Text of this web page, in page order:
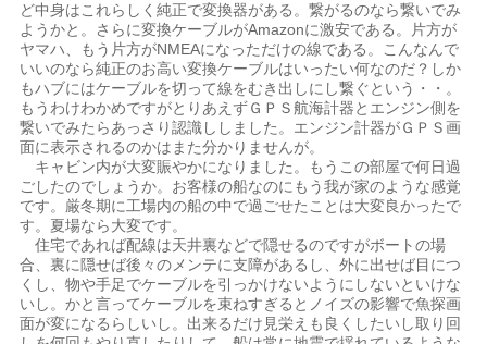
ど中身はこれらしく純正で変換器がある。繋がるのなら繋いでみ
ようかと。さらに変換ケーブルがAmazonに激安である。片方が
ヤマハ、もう片方がNMEAになっただけの線である。こんなんで
いいのなら純正のお高い変換ケーブルはいったい何なのだ？しか
もハブにはケーブルを切って線をむき出しにし繋ぐという・・。
もうわけわかめですがとりあえずＧＰＳ航海計器とエンジン側を
繋いでみたらあっさり認識ししました。エンジン計器がＧＰＳ画
面に表示されるのかはまた分かりませんが。
キャビン内が大変賑やかになりました。もうこの部屋で何日過
ごしたのでしょうか。お客様の船なのにもう我が家のような感覚
です。厳冬期に工場内の船の中で過ごせたことは大変良かったで
す。夏場なら大変です。
住宅であれば配線は天井裏などで隠せるのですがボートの場
合、裏に隠せば後々のメンテに支障があるし、外に出せば目につ
くし、物や手足でケーブルを引っかけないようにしないといけな
いし。かと言ってケーブルを束ねすぎるとノイズの影響で魚探画
面が変になるらしいし。出来るだけ見栄えも良くしたいし取り回